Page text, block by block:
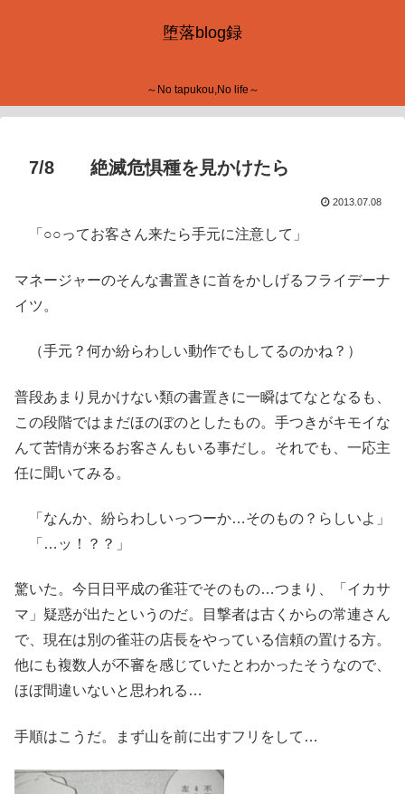
堕落blog録
～No tapukou,No life～
7/8 絶滅危惧種を見かけたら
2013.07.08
「○○ってお客さん来たら手元に注意して」
マネージャーのそんな書置きに首をかしげるフライデーナ
イツ。
（手元？何か紛らわしい動作でもしてるのかね？）
普段あまり見かけない類の書置きに一瞬はてなとなるも、
この段階ではまだほのぼのとしたもの。手つきがキモイな
んて苦情が来るお客さんもいる事だし。それでも、一応主
任に聞いてみる。
「なんか、紛らわしいっつーか…そのもの？らしいよ」
「…ッ！？？」
驚いた。今日日平成の雀荘でそのもの…つまり、「イカサ
マ」疑惑が出たというのだ。目撃者は古くからの常連さん
で、現在は別の雀荘の店長をやっている信頼の置ける方。
他にも複数人が不審を感じていたとわかったそうなので、
ほぼ間違いないと思われる…
手順はこうだ。まず山を前に出すフリをして…